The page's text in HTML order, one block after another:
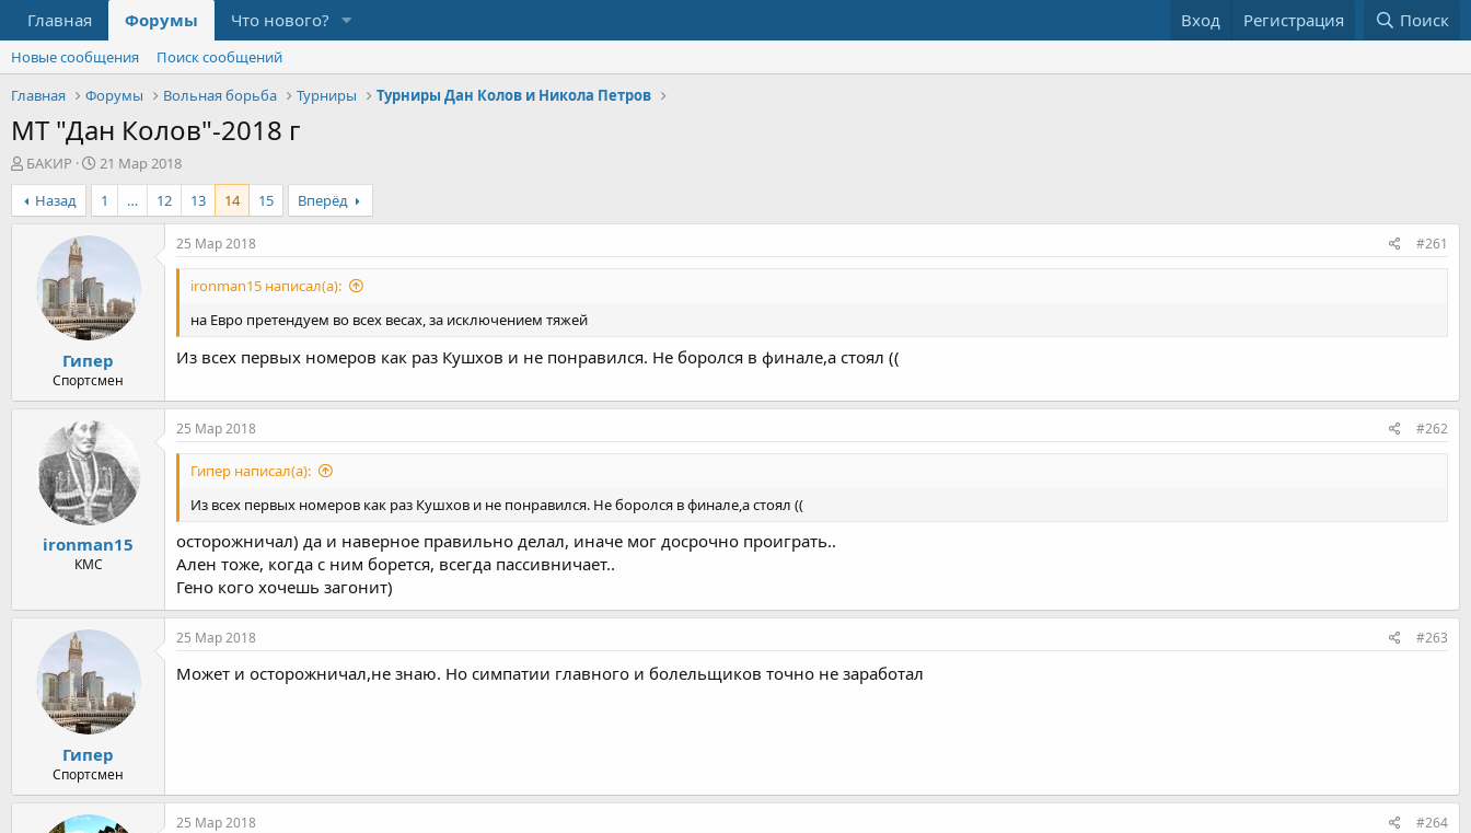
Главная Форумы Что нового? Вход Регистрация Поиск
Новые сообщения
Поиск сообщений
Главная
Форумы Вольная борьба Турниры Турниры Дан Колов и Никола Петров
МТ "Дан Колов"-2018 г
А
в
т
о
БАКИР
Д
а
т
а
н
ч
а
л
а
21 Мар 2018
Назад
1 … 12 13 14 15 Вперёд
Гипер
Спортсмен
25 Мар 2018 #261
ironman15 написал(а):
на Евро претендуем во всех весах, за исключением тяжей
Из всех первых номеров как раз Кушхов и не понравился. Не боролся в финале,а стоял ((
ironman15
КМС
25 Мар 2018 #262
Гипер написал(а):
Из всех первых номеров как раз Кушхов и не понравился. Не боролся в финале,а стоял ((
осторожничал) да и наверное правильно делал, иначе мог досрочно проиграть..
Ален тоже, когда с ним борется, всегда пассивничает..
Гено кого хочешь загонит)
Гипер
Спортсмен
25 Мар 2018 #263
Может и осторожничал,не знаю. Но симпатии главного и болельщиков точно не заработал
25 Мар 2018 #264